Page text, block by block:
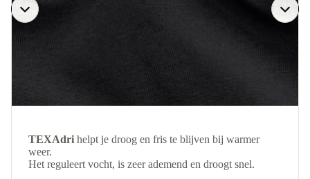
TEXAdri helpt je droog en fris te blijven bij warmer
weer.
Het reguleert vocht, is zeer ademend en droogt snel.